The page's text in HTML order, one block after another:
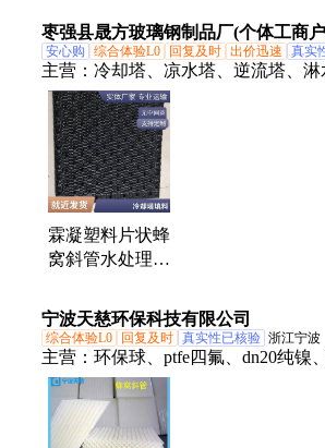
造纸厂生化池
砂
枣强县晟方玻璃钢制品厂(个体工商
安心购 综合体验L0 回复及时 出价迅速 真实
主营： 冷却塔、凉水塔、逆流塔、
料、横流填料、冷却填料、冷却塔填
水器、化粪池、提升泵站、消防水箱
中央空调冷却塔
霖凝塑料片状蜂
窝斜管水处理材
斜管填料现场施
工
宁波天慈环保科技有限公司
综合体验L0 回复及时 真实性已核验 浙江宁波
主营： 环保球、ptfe四氟、dn20纯镍
hdpe、格栅填料、波纹填料、网环填
塑料兰帕克、科斯特填料、cpvc阶梯
刺花环、泰勒花环、空心浮球、面空